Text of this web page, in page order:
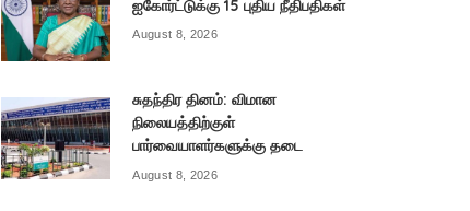
ஐகோர்ட்டுக்கு 15 புதிய நீதிபதிகள்
August 8, 2026
சுதந்திர தினம்: விமான
நிலையத்திற்குள்
பார்வையாளர்களுக்கு தடை
August 8, 2026